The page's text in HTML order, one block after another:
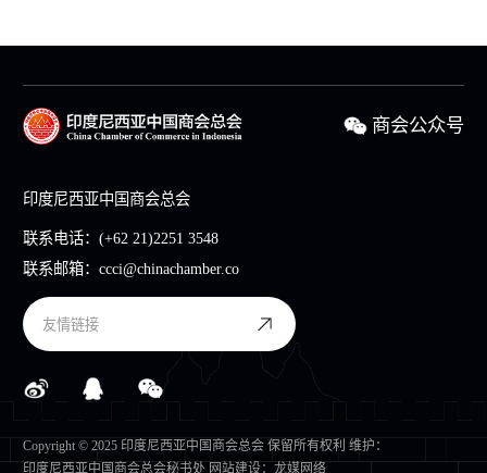
商会公众号
印度尼西亚中国商会总会
联系电话： (+62 21)2251 3548
联系邮箱： ccci@chinachamber.co
友情链接
Copyright © 2025 印度尼西亚中国商会总会 保留所有权利 维护：
印度尼西亚中国商会总会秘书处 网站建设： 龙媒网络